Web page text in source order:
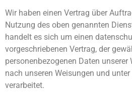
Wir haben einen Vertrag über
Nutzung des oben genannten
handelt es sich um einen
vorgeschriebenen Vertrag, der
personenbezogenen Daten unserer
nach unseren Weisungen und
verarbeitet.